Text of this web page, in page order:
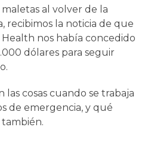
al volver de la
recibimos la noticia de que
Health nos había concedido
dólares para seguir
cosas cuando se trabaja
de emergencia, y qué
también.